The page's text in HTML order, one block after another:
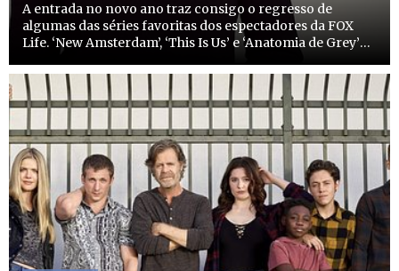
A entrada no novo ano traz consigo o regresso de
algumas das séries favoritas dos espectadores da FOX
Life. ‘New Amsterdam’, ‘This Is Us’ e ‘Anatomia de Grey’
novos episódios já neste mês de janeiro, após o seu
habitual mi...